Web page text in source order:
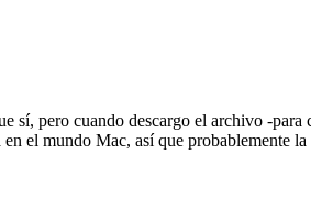
sí, pero cuando descargo el archivo -para
el mundo Mac, así que probablemente la